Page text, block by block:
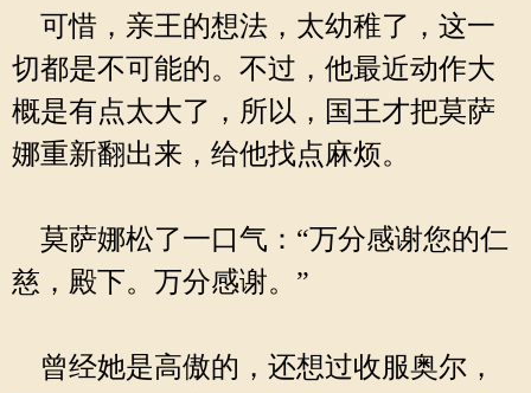
可惜，亲王的想法，太幼稚了，这一
切都是不可能的。不过，他最近动作大
概是有点太大了，所以，国王才把莫萨
娜重新翻出来，给他找点麻烦。
莫萨娜松了一口气：“万分感谢您的仁
慈，殿下。万分感谢。”
曾经她是高傲的，还想过收服奥尔，